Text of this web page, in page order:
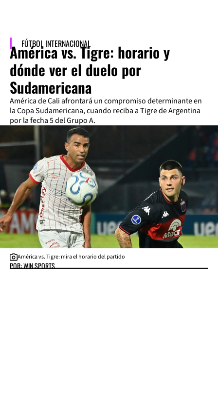
FÚTBOL INTERNACIONAL
América vs. Tigre: horario y
dónde ver el duelo por
Sudamericana
América de Cali afrontará un compromiso determinante en
la Copa Sudamericana, cuando reciba a Tigre de Argentina
por la fecha 5 del Grupo A.
América vs. Tigre: mira el horario del partido
POR: WIN SPORTS